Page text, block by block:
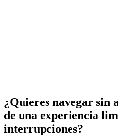
¿Quieres navegar sin
de una experiencia
interrupciones?